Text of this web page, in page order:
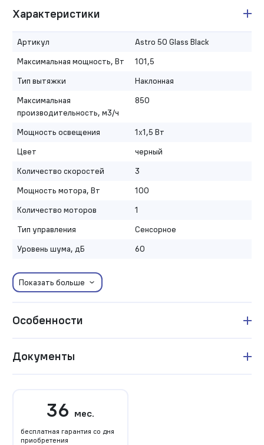
Характеристики
Артикул
Astro 50 Glass Black
Максимальная мощность, Вт
101,5
Тип вытяжки
Наклонная
Максимальная
производительность, м3/ч
850
Мощность освещения
1х1,5 Вт
Цвет
черный
Количество скоростей
3
Мощность мотора, Вт
100
Количество моторов
1
Тип управления
Сенсорное
Уровень шума, дБ
60
Показать больше
Особенности
Документы
36 мес.
бесплатная гарантия со дня
приобретения